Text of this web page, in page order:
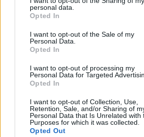
grant or deny consent to Google and its
use your data for below specified
consent section.
personal data.
Opted In
I want to opt-out of the Sale of my
Personal Data.
Opted In
I want to opt-out of processing my
Personal Data for Targeted
Opted In
I want to opt-out of Collection, Use,
Retention, Sale, and/or Sharing of
Personal Data that Is Unrelated with
Purposes for which it was collected.
Opted Out
Kövess minket a